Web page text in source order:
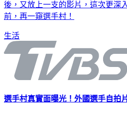
後，又放上一支的影片，這次更深
前，再一窺選手村！
生活
選手村真實面曝光！外國選手自